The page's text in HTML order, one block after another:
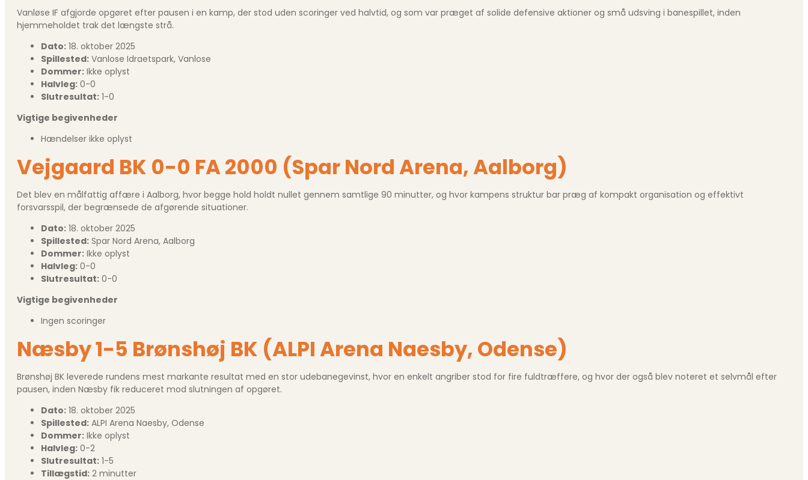
Vanløse IF afgjorde opgøret efter pausen i en kamp, der stod uden scoringer ved halvtid, og som var præget af solide defensive aktioner og små udsving i banespillet, inden
hjemmeholdet trak det længste strå.
Dato: 18. oktober 2025
Spillested: Vanlose Idraetspark, Vanlose
Dommer: Ikke oplyst
Halvleg: 0-0
Slutresultat: 1-0
Vigtige begivenheder
Hændelser ikke oplyst
Vejgaard BK 0-0 FA 2000 (Spar Nord Arena, Aalborg)
Det blev en målfattig affære i Aalborg, hvor begge hold holdt nullet gennem samtlige 90 minutter, og hvor kampens struktur bar præg af kompakt organisation og effektivt
forsvarsspil, der begrænsede de afgørende situationer.
Dato: 18. oktober 2025
Spillested: Spar Nord Arena, Aalborg
Dommer: Ikke oplyst
Halvleg: 0-0
Slutresultat: 0-0
Vigtige begivenheder
Ingen scoringer
Næsby 1-5 Brønshøj BK (ALPI Arena Naesby, Odense)
Brønshøj BK leverede rundens mest markante resultat med en stor udebanegevinst, hvor en enkelt angriber stod for fire fuldtræffere, og hvor der også blev noteret et selvmål efter
pausen, inden Næsby fik reduceret mod slutningen af opgøret.
Dato: 18. oktober 2025
Spillested: ALPI Arena Naesby, Odense
Dommer: Ikke oplyst
Halvleg: 0-2
Slutresultat: 1-5
Tillægstid: 2 minutter